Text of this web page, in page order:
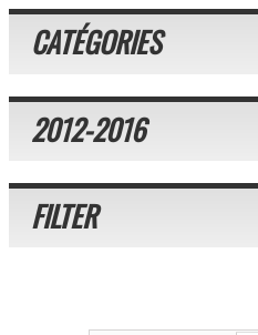
CATÉGORIES
2012-2016
FILTER